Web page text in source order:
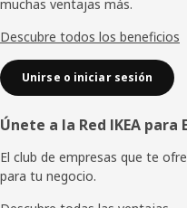
página
muchas ventajas más.
Descubre todos los beneficios
Unirse o iniciar sesión
Únete a la Red IKEA para
El club de empresas que te
para tu negocio.